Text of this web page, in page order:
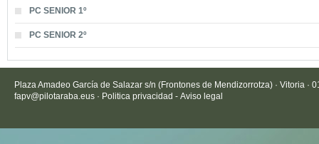
PC SENIOR 1º
PC SENIOR 2º
Plaza Amadeo García de Salazar s/n (Frontones de Mendizorrotza) · Vitoria ·
fapv@pilotaraba.eus · Politica privacidad - Aviso legal